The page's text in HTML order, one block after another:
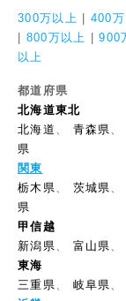
300万以上 400万
800万以上 |900
以上
都道府県
北海道東北
北海道
青森県
県
関東
栃木県
茨城県
県
甲信越
新潟県
富山県
東海
三重県
岐阜県